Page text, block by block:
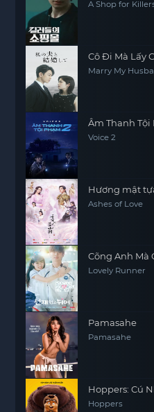
A Shop for
Cô Đi Mà Lấy
Marry My
Âm Thanh Tội
Voice 2
Hương mật
Ashes of Love
Cõng Anh Mà
Lovely Runner
Pamasahe
Pamasahe
Hoppers: Cú
Hoppers